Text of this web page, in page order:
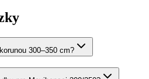
300–350 cm?